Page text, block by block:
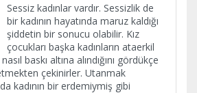
Sessiz kadınlar vardır. Sessizlik de
bir kadının hayatında maruz kaldığı
şiddetin bir sonucu olabilir. Kız
çocukları başka kadınların ataerkil
baskı altına alındığını gördükçe
çekinirler. Utanmak
kadının bir erdemiymiş gibi